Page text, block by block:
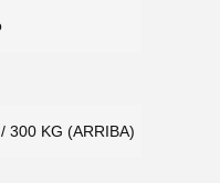
300 KG (ARRIBA)